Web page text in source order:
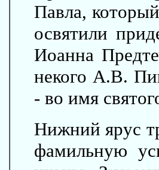
Павла,
освятили
Иоанна
некого А.В.
- во имя
Нижний ярус
фамильную